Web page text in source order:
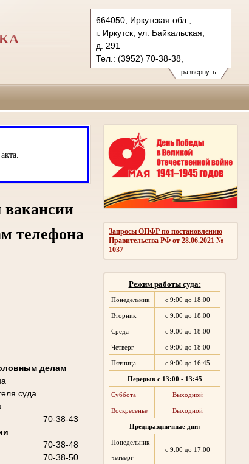
развернуть
664050, Иркутская обл.,
г. Иркутск, ул. Байкальская,
д. 291
Тел.: (3952) 70-38-38,
(3952) 70-38-42 (ф)
kuibyshevsky.irk@sudrf.ru
Запросы ОПФР по постановлению
Правительства РФ от 28.06.2021 №
1037
Режим работы суда:
Понедельник с 9:00 до 18:00
Вторник с 9:00 до 18:00
Среда с 9:00 до 18:00
Четверг с 9:00 до 18:00
Пятница с 9:00 до 16:45
Перерыв с 13:00 - 13:45
Суббота Выходной
Воскресенье Выходной
Предпраздничные дни:
Понедельник-
четверг
с 9:00 до 17:00
телефона
делам
суда
70-38-43
70-38-48
70-38-50